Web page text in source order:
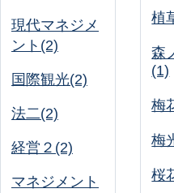
現代マネジメ
ント(2)
国際観光(2)
法二(2)
経営２(2)
マネジメント
植
森
(1)
梅
梅
桜